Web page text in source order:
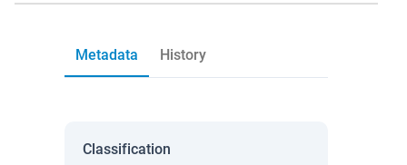
Metadata History
Classification